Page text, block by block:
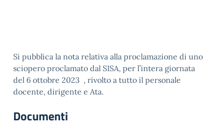
Si pubblica la nota relativa alla proclamazione di uno
sciopero proclamato dal SISA, per l’intera giornata
del 6 ottobre 2023 , rivolto a tutto il personale
docente, dirigente e Ata.
Documenti